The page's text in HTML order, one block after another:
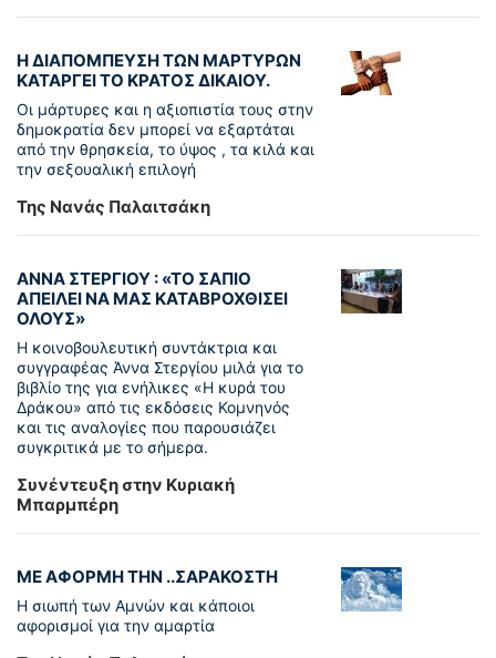
Η ΔΙΑΠΟΜΠΕΥΣΗ ΤΩΝ ΜΑΡΤΥΡΩΝ
ΚΑΤΑΡΓΕΙ ΤΟ ΚΡΑΤΟΣ ΔΙΚΑΙΟΥ.
Οι μάρτυρες και η αξιοπιστία τους στην
δημοκρατία δεν μπορεί να εξαρτάται
από την θρησκεία, το ύψος , τα κιλά και
την σεξουαλική επιλογή
Της Νανάς Παλαιτσάκη
ΑΝΝΑ ΣΤΕΡΓΙΟΥ : «ΤΟ ΣΑΠΙΟ
ΑΠΕΙΛΕΙ ΝΑ ΜΑΣ ΚΑΤΑΒΡΟΧΘΙΣΕΙ
ΟΛΟΥΣ»
Η κοινοβουλευτική συντάκτρια και
συγγραφέας Άννα Στεργίου μιλά για το
βιβλίο της για ενήλικες «Η κυρά του
Δράκου» από τις εκδόσεις Κομνηνός
και τις αναλογίες που παρουσιάζει
συγκριτικά με το σήμερα.
Συνέντευξη στην Κυριακή
Μπαρμπέρη
ΜΕ ΑΦΟΡΜΗ ΤΗΝ ..ΣΑΡΑΚΟΣΤΗ
Η σιωπή των Αμνών και κάποιοι
αφορισμοί για την αμαρτία